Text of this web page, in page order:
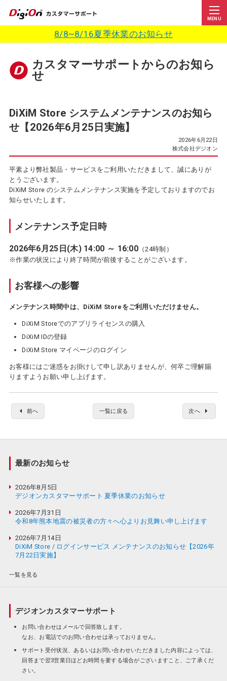
8/8~8/16夏季休業のお知らせ
MENU
カスタマーサポートからのお知ら
せ
DiXiM Store システムメンテナンスのお知ら
せ【2026年6月25日実施】
2026年6月22日
株式会社デジオン
平素より弊社製品・サービスをご利用いただきまして、誠にありが
とうございます。
DiXiM Store のシステムメンテナンス実施を予定しておりますのでお
知らせいたします。
メンテナンス予定日時
2026年6月25日(木) 14:00 ～ 16:00 （24時制）
※作業の状況により終了時間が前後することがございます。
お客様への影響
メンテナンス時間中は、DiXiM Storeをご利用いただけません。
DiXiM Storeでのアプリライセンスの購入
DiXiM IDの登録
DiXiM Store マイページのログイン
お客様にはご迷惑をお掛けして申し訳ありませんが、何卒ご理解賜
りますようお願い申し上げます。
前へ 一覧に戻る 次へ
最新のお知らせ
2026年8月5日
デジオンカスタマーサポート 夏季休業のお知らせ
2026年7月31日
令和8年熊本地震の被災者の方々へ心よりお見舞い申し上げます
2026年7月14日
DiXiM Store / ログインサービス メンテナンスのお知らせ【2026年
7月22日実施】
一覧を見る
デジオンカスタマーサポート
お問い合わせはメールで回答致します。
なお、お電話でのお問い合わせは承っておりません。
サポート受付状況、あるいはお問い合わせいただきました内容によっては、
回答まで翌3営業日ほどお時間を要する場合がございますこと、ご了承くだ
さい。